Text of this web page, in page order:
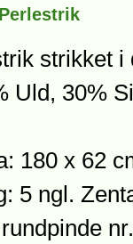
strikket
Uld, 30%
180 x 62
5 ngl.